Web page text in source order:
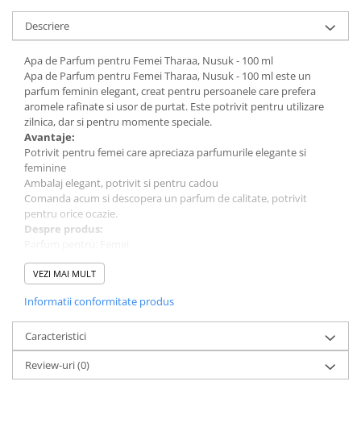
Descriere
Apa de Parfum pentru Femei Tharaa, Nusuk - 100 ml
Apa de Parfum pentru Femei Tharaa, Nusuk - 100 ml este un
parfum feminin elegant, creat pentru persoanele care prefera
aromele rafinate si usor de purtat. Este potrivit pentru utilizare
zilnica, dar si pentru momente speciale.
Avantaje:
Potrivit pentru femei care apreciaza parfumurile elegante si
feminine
Ambalaj elegant, potrivit si pentru cadou
Comanda acum si descopera un parfum de calitate, potrivit
pentru orice ocazie.
Despre produs:
Cantitate: 100 ml
Tip parfum: Apa de Parfum
VEZI MAI MULT
Informatii conformitate produs
Caracteristici
Review-uri(0)